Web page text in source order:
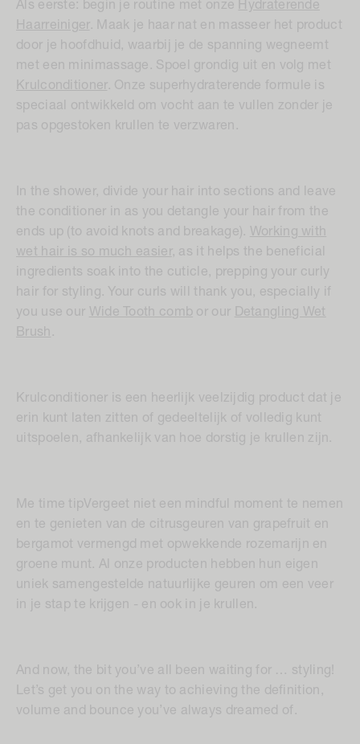
Als eerste: begin je routine met onze Hydraterende
Haarreiniger. Maak je haar nat en masseer het product
door je hoofdhuid, waarbij je de spanning wegneemt
met een minimassage. Spoel grondig uit en volg met
Krulconditioner. Onze superhydraterende formule is
speciaal ontwikkeld om vocht aan te vullen zonder je
pas opgestoken krullen te verzwaren.
In the shower, divide your hair into sections and leave
the conditioner in as you detangle your hair from the
ends up (to avoid knots and breakage). Working with
wet hair is so much easier, as it helps the beneficial
ingredients soak into the cuticle, prepping your curly
hair for styling. Your curls will thank you, especially if
you use our Wide Tooth comb or our Detangling Wet
Brush .
Krulconditioner is een heerlijk veelzijdig product dat je
erin kunt laten zitten of gedeeltelijk of volledig kunt
uitspoelen, afhankelijk van hoe dorstig je krullen zijn.
Me time tipVergeet niet een mindful moment te nemen
en te genieten van de citrusgeuren van grapefruit en
bergamot vermengd met opwekkende rozemarijn en
groene munt. Al onze producten hebben hun eigen
uniek samengestelde natuurlijke geuren om een veer
in je stap te krijgen - en ook in je krullen.
And now, the bit you’ve all been waiting for … styling!
Let’s get you on the way to achieving the definition,
volume and bounce you’ve always dreamed of.